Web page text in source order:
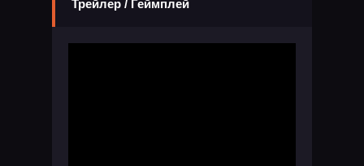
Трейлер / Геймплей